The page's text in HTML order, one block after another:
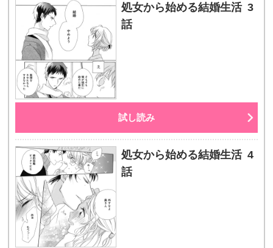
処女から始める結婚生活 3
話
試し読み
処女から始める結婚生活 4
話